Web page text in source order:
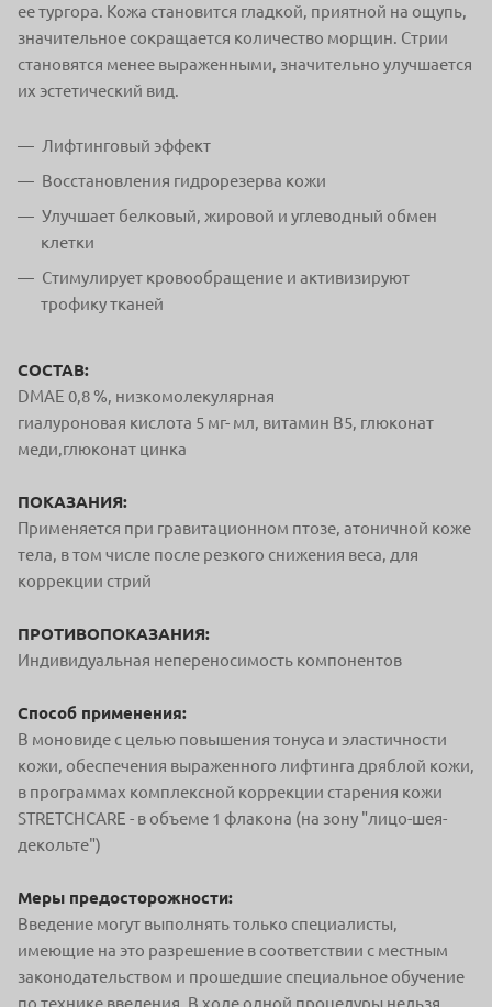
ее тургора. Кожа становится гладкой, приятной на ощупь,
значительное сокращается количество морщин. Стрии
становятся менее выраженными, значительно улучшается
их эстетический вид.
Лифтинговый эффект
Восстановления гидрорезерва кожи
Улучшает белковый, жировой и углеводный обмен
клетки
Стимулирует кровообращение и активизируют
трофику тканей
СОСТАВ:
DMAE 0,8 %, низкомолекулярная
гиалуроновая кислота 5 мг- мл, витамин В5, глюконат
меди,глюконат цинка
ПОКАЗАНИЯ:
Применяется при гравитационном птозе, атоничной коже
тела, в том числе после резкого снижения веса, для
коррекции стрий
ПРОТИВОПОКАЗАНИЯ:
Индивидуальная непереносимость компонентов
Способ применения:
В моновиде с целью повышения тонуса и эластичности
кожи, обеспечения выраженного лифтинга дряблой кожи,
в программах комплексной коррекции старения кожи
STRETСHСARE - в объеме 1 флакона (на зону "лицо-шея-
декольте")
Меры предосторожности:
Введение могут выполнять только специалисты,
имеющие на это разрешение в соответствии с местным
законодательством и прошедшие специальное обучение
по технике введения. В ходе одной процедуры нельзя